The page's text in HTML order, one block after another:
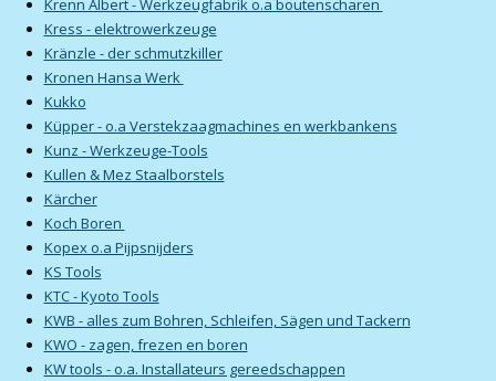
Krenn Albert - Werkzeugfabrik o.a boutenscharen
Kress - elektrowerkzeuge
Kränzle - der schmutzkiller
Kronen Hansa Werk
Kukko
Küpper - o.a Verstekzaagmachines en werkbankens
Kunz - Werkzeuge-Tools
Kullen & Mez Staalborstels
Kärcher
Koch Boren
Kopex o.a Pijpsnijders
KS Tools
KTC - Kyoto Tools
KWB - alles zum Bohren, Schleifen, Sägen und Tackern
KWO - zagen, frezen en boren
KW tools - o.a. Installateurs gereedschappen